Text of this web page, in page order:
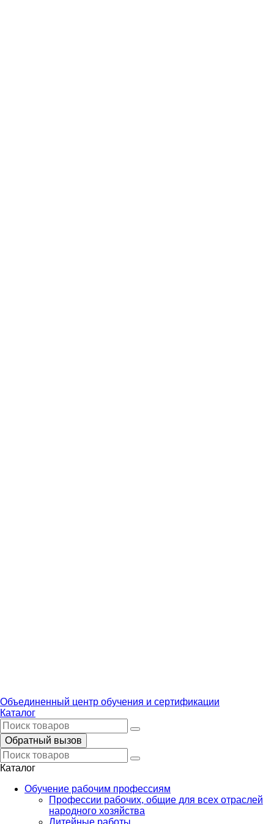
Объединенный центр обучения и сертификации
Каталог
Обратный вызов
Каталог
Обучение рабочим профессиям
Профессии рабочих, общие для всех отраслей
народного хозяйства
Литейные работы